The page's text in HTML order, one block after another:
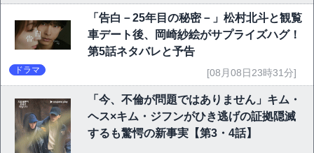
「告白－25年目の秘密－」松村北斗と観覧
車デート後、岡崎紗絵がサプライズハグ！
第5話ネタバレと予告
ドラマ [08月08日23時31分]
「今、不倫が問題ではありません」キム・
ヘス×キム・ジフンがひき逃げの証拠隠滅
するも驚愕の新事実【第3・4話】